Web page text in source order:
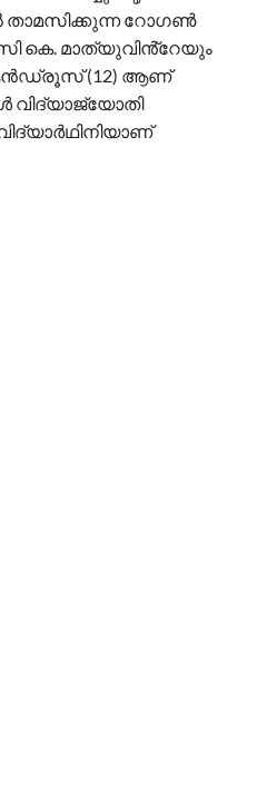
താമസിക്കുന്ന റോഗൺ
കെ. മാത്യുവിൻ്റേയും
ആൻഡ്രൂസ് (12) ആണ്
വിദ്യാജ്യോതി